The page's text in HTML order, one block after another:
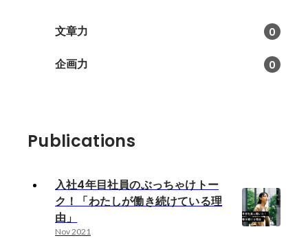
文章力 0
企画力 0
Publications
入社4年目社員のぶっちゃけトー
ク！「わたしが働き続けている理
由」
Nov 2021